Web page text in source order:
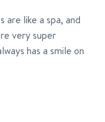
are like a spa, and
very super
has a smile on